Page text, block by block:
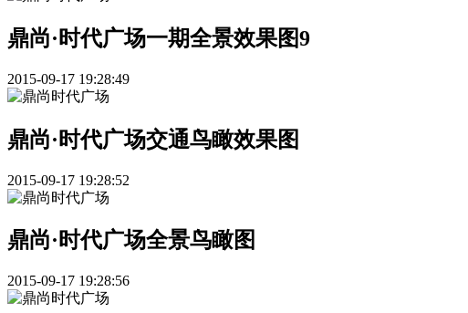
鼎尚·时代广场一期全景效果图9
2015-09-17 19:28:49
鼎尚·时代广场交通鸟瞰效果图
2015-09-17 19:28:52
鼎尚·时代广场全景鸟瞰图
2015-09-17 19:28:56